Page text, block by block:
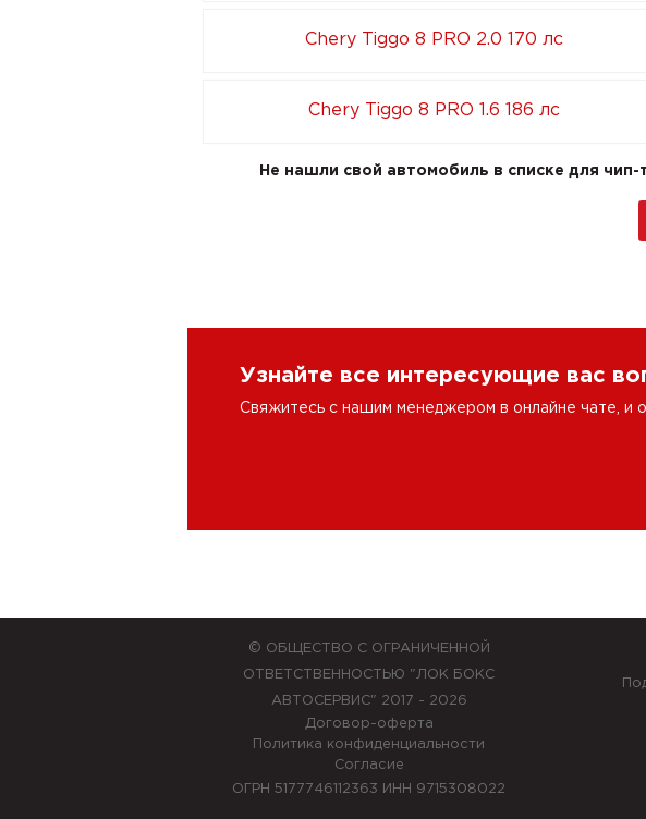
Chery Tiggo 8 PRO 2.0 170 лс
Chery Tiggo 8 PRO 1.6 186 лс
Не нашли свой автомобиль в списке для
Узнайте все интересующие вас
Свяжитесь с нашим менеджером в онлайне чате, и
© ОБЩЕСТВО С ОГРАНИЧЕННОЙ
ОТВЕТСТВЕННОСТЬЮ "ЛОК БОКС
АВТОСЕРВИС" 2017 - 2026
Договор-оферта
Политика конфиденциальности
Согласие
ОГРН 5177746112363 ИНН 9715308022